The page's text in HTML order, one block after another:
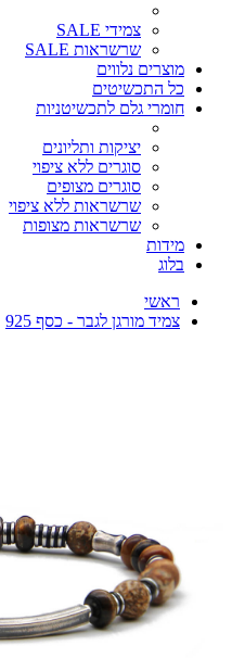
צמידי SALE
שרשראות SALE
מוצרים נלווים
כל התכשיטים
חומרי גלם לתכשיטניות
יציקות ותליונים
סוגרים ללא ציפוי
סוגרים מצופים
שרשראות ללא ציפוי
שרשראות מצופות
מידות
בלוג
ראשי
צמיד מורגן לגבר - כסף 925